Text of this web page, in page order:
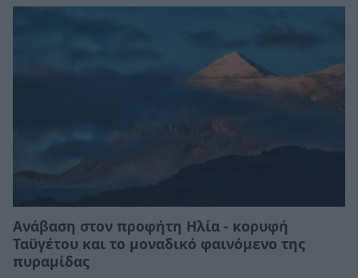
Ανάβαση στον προφήτη Ηλία - κορυφή
Ταϋγέτου και το μοναδικό φαινόμενο της
πυραμίδας